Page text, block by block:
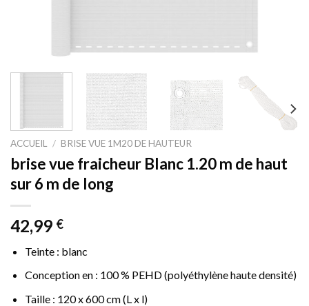
ACCUEIL / BRISE VUE 1M20 DE HAUTEUR
brise vue fraicheur Blanc 1.20 m de haut
sur 6 m de long
42,99 €
Teinte : blanc
Conception en : 100 % PEHD (polyéthylène haute densité)
Taille : 120 x 600 cm (L x l)